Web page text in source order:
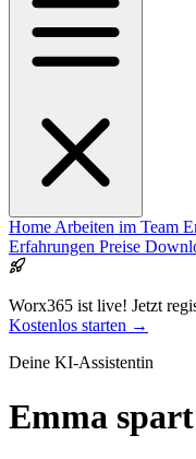
Home Arbeiten im Team
Erfahrungen Preise
Worx365 ist live! Jetzt
Kostenlos starten →
Deine KI-Assistentin
Emma